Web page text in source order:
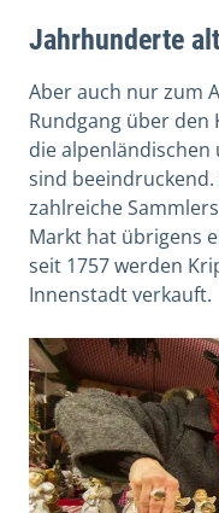
Jahrhunderte
Aber auch nur zum
Rundgang über
die
sind
zahlreiche
Markt hat übrigens
seit 1757 werden
Innenstadt verkauft.